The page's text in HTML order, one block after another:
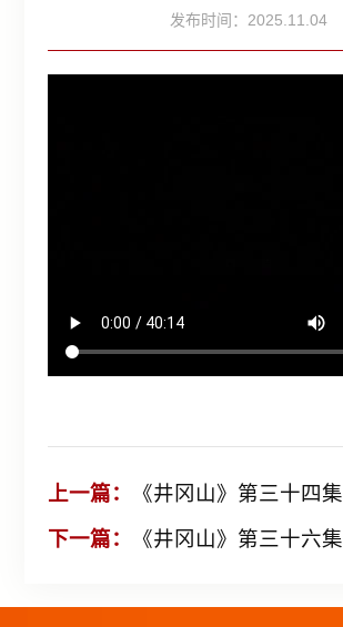
发布时间：2025.11.04
上一篇：
《井冈山》第三十四集
下一篇：
《井冈山》第三十六集